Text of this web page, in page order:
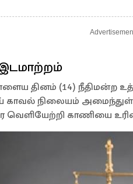
தினம் (14) நீதிமன்ற
காவல் நிலையம்
வெளியேற்றி காணியை